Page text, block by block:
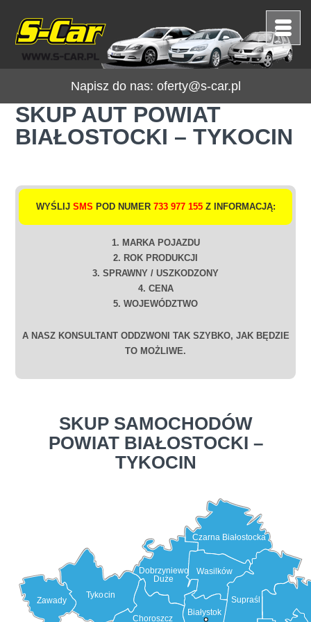
Napisz do nas: oferty@s-car.pl
SKUP AUT POWIAT
BIAŁOSTOCKI – TYKOCIN
WYŚLIJ SMS POD NUMER 733 977 155Z INFORMACJĄ:
1. MARKA POJAZDU
2. ROK PRODUKCJI
3. SPRAWNY / USZKODZONY
4. CENA
5. WOJEWÓDZTWO
A NASZ KONSULTANT ODDZWONI TAK SZYBKO, JAK BĘDZIE
TO MOŻLIWE.
SKUP SAMOCHODÓW
POWIAT BIAŁOSTOCKI –
TYKOCIN
Wasilków
Czarna Białostocka
Supraśl
Dobrzyniewo
Duże
Choroszcz
Tykocin
Zawady
Białystok